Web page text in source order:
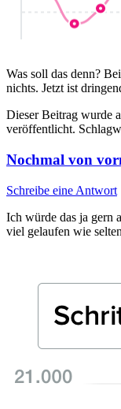
Was soll das denn?
nichts. Jetzt ist
Dieser Beitrag wurde
veröffentlicht.
Nochmal von
Schreibe eine Antwort
Ich würde das ja gern
viel gelaufen wie